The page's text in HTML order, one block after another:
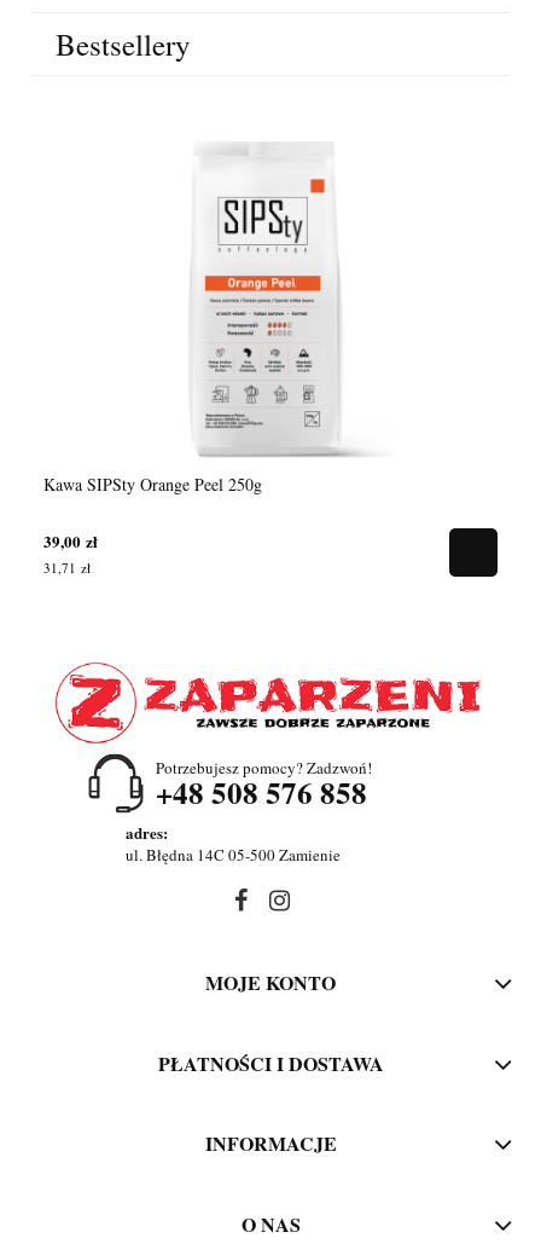
Bestsellery
Kawa SIPSty Orange Peel 250g
39,00 zł
31,71 zł
Potrzebujesz pomocy? Zadzwoń!
+48 508 576 858
adres:
ul. Błędna 14C 05-500 Zamienie
MOJE KONTO
PŁATNOŚCI I DOSTAWA
INFORMACJE
O NAS